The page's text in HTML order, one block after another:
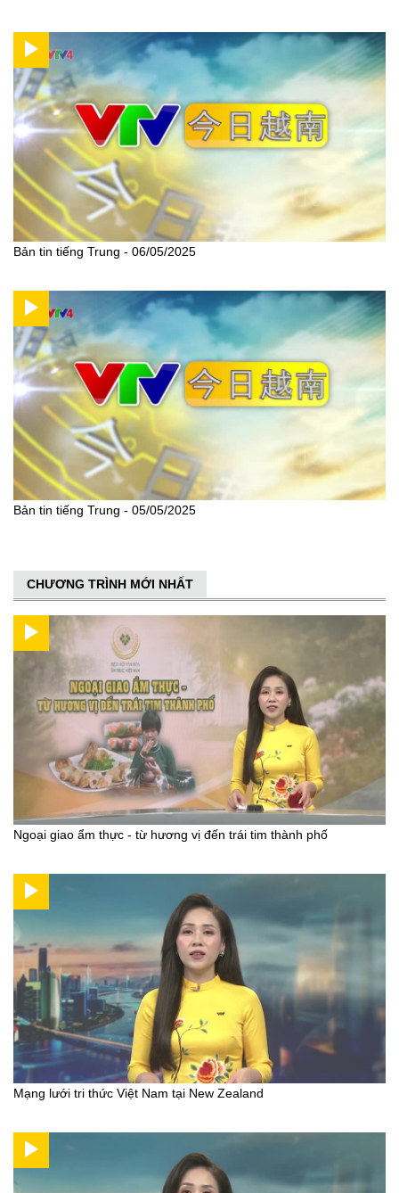
Bản tin tiếng Trung - 06/05/2025
Bản tin tiếng Trung - 05/05/2025
CHƯƠNG TRÌNH MỚI NHẤT
Ngoại giao ẩm thực - từ hương vị đến trái tim thành phố
Mạng lưới tri thức Việt Nam tại New Zealand